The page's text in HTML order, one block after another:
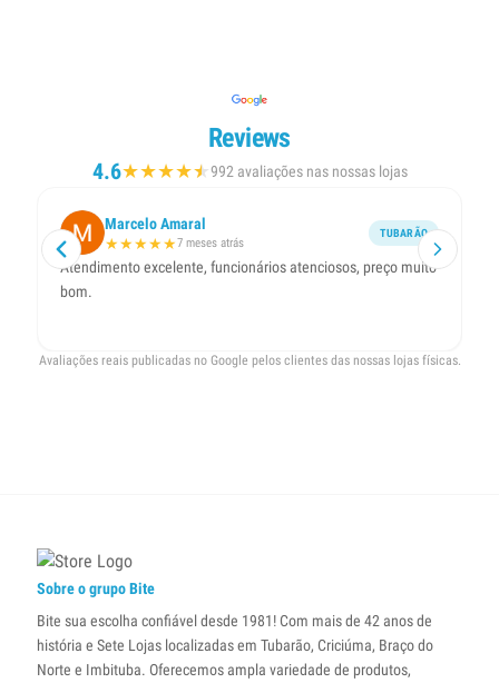
Reviews
4.6★★★★★
★992 avaliações nas nossas lojas
Marcelo Amaral
★★★★★7 meses atrás
TUBARÃO
Atendimento excelente, funcionários atenciosos, preço muito
bom.
Avaliações reais publicadas no Google pelos clientes das nossas lojas físicas.
Sobre o grupo Bite
Bite sua escolha confiável desde 1981! Com mais de 42 anos de
história e Sete Lojas localizadas em Tubarão, Criciúma, Braço do
Norte e Imbituba. Oferecemos ampla variedade de produtos,